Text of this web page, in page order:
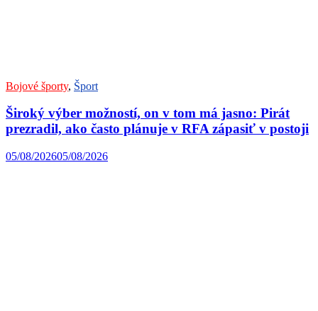
Bojové športy, Šport
Široký výber možností, on v tom má jasno: Pirát
prezradil, ako často plánuje v RFA zápasiť v postoji
05/08/202605/08/2026